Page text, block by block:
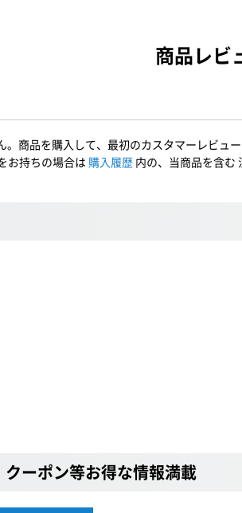
商品レビ
商品を購入して、最初のカスタマーレビュ
お持ちの場合は 購入履歴 内の、当商品を含む
ーポン等お得な情報満載